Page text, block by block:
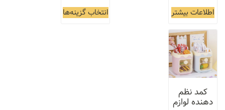
اطلاعات بیشتر انتخاب گزینه‌ها
کمد نظم
دهنده لوازم